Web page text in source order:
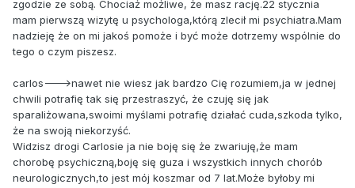
zgodzie ze sobą. Chociaż możliwe, że masz rację.22 stycznia
mam pierwszą wizytę u psychologa,którą zlecił mi psychiatra.Mam
nadzieję że on mi jakoś pomoże i być może dotrzemy wspólnie do
tego o czym piszesz.
carlos--->nawet nie wiesz jak bardzo Cię rozumiem,ja w jednej
chwili potrafię tak się przestraszyć, że czuję się jak
sparaliżowana,swoimi myślami potrafię działać cuda,szkoda tylko,
że na swoją niekorzyść.
Widzisz drogi Carlosie ja nie boję się że zwariuję,że mam
chorobę psychiczną,boję się guza i wszystkich innych chorób
neurologicznych,to jest mój koszmar od 7 lat.Może byłoby mi